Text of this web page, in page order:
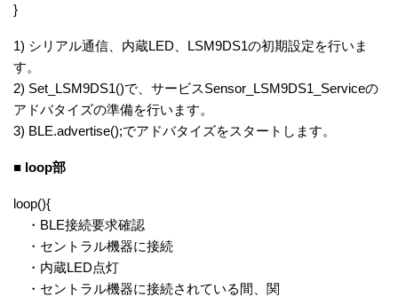
}
1) シリアル通信、内蔵LED、LSM9DS1の初期設定を行いま
す。
2) Set_LSM9DS1()で、サービスSensor_LSM9DS1_Serviceの
アドバタイズの準備を行います。
3) BLE.advertise();でアドバタイズをスタートします。
■ loop部
loop(){
・BLE接続要求確認
・セントラル機器に接続
・内蔵LED点灯
・セントラル機器に接続されている間、関